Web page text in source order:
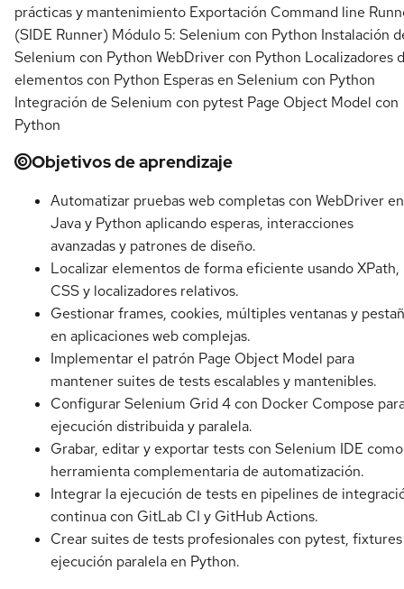
prácticas y mantenimiento Exportación Command line
(SIDE Runner) Módulo 5: Selenium con Python Instalación
Selenium con Python WebDriver con Python Localizadores
elementos con Python Esperas en Selenium con Python
Integración de Selenium con pytest Page Object Model con
Python
Objetivos de aprendizaje
Automatizar pruebas web completas con WebDriver en
Java y Python aplicando esperas, interacciones
avanzadas y patrones de diseño.
Localizar elementos de forma eficiente usando XPath,
CSS y localizadores relativos.
Gestionar frames, cookies, múltiples ventanas y
en aplicaciones web complejas.
Implementar el patrón Page Object Model para
mantener suites de tests escalables y mantenibles.
Configurar Selenium Grid 4 con Docker Compose
ejecución distribuida y paralela.
Grabar, editar y exportar tests con Selenium IDE como
herramienta complementaria de automatización.
Integrar la ejecución de tests en pipelines de
continua con GitLab CI y GitHub Actions.
Crear suites de tests profesionales con pytest,
ejecución paralela en Python.